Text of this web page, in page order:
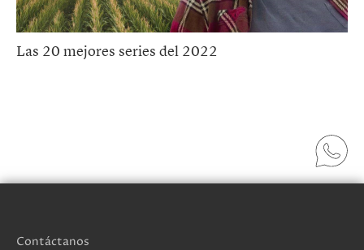
Las 20 mejores series del 2022
Contáctanos